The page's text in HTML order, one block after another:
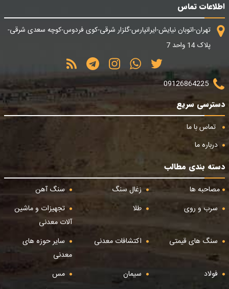
اطلاعات تماس
تهران-اتوبان نیایش-ایرانپارس-گلزار شرقی-کوی فردوس-کوچه سعدی شرقی-
پلاک 14 واحد 7
09126864225
دسترسی سریع
تماس با ما
درباره ما
دسته بندی مطالب
مصاحبه ها
زغال سنگ
سنگ آهن
سرب و روی
طلا
تجهیزات و ماشین
آلات معدنی
سنگ های قیمتی
اکتشافات معدنی
سایر حوزه های
معدنی
فولاد
سیمان
مس